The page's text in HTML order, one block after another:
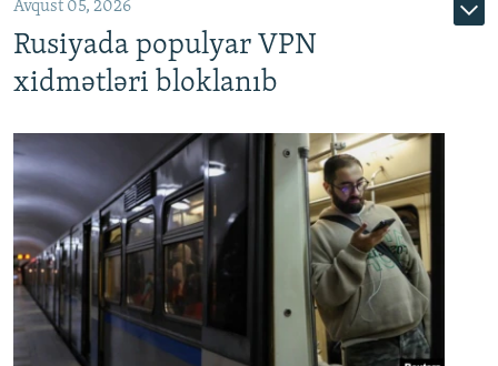
Avqust 05, 2026
Rusiyada populyar VPN
xidmətləri bloklanıb